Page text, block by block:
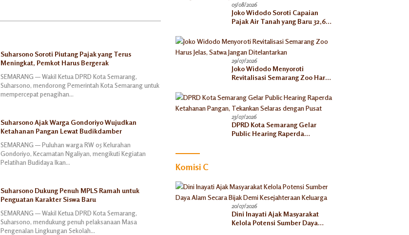
Suharsono Soroti Piutang Pajak yang Terus
Meningkat, Pemkot Harus Bergerak
SEMARANG — Wakil Ketua DPRD Kota Semarang,
Suharsono, mendorong Pemerintah Kota Semarang untuk
mempercepat penagihan…
Suharsono Ajak Warga Gondoriyo Wujudkan
Ketahanan Pangan Lewat Budikdamber
SEMARANG — Puluhan warga RW 05 Kelurahan
Gondoriyo, Kecamatan Ngaliyan, mengikuti Kegiatan
Pelatihan Budidaya Ikan…
Suharsono Dukung Penuh MPLS Ramah untuk
Penguatan Karakter Siswa Baru
SEMARANG — Wakil Ketua DPRD Kota Semarang,
Suharsono, mendukung penuh pelaksanaan Masa
Pengenalan Lingkungan Sekolah…
05/08/2026
Joko Widodo Soroti Capaian
Pajak Air Tanah yang Baru 32,66
29/07/2026
Joko Widodo Menyoroti
Revitalisasi Semarang Zoo Harus
Ditelantarkan
23/07/2026
DPRD Kota Semarang Gelar
Public Hearing Raperda
Komisi C
20/07/2026
Dini Inayati Ajak Masyarakat
Kelola Potensi Sumber Daya